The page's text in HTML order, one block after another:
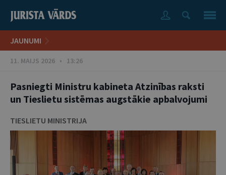
JAUNUMI
11. MAIJS 2026 • 13:26
Pasniegti Ministru kabineta Atzinības raksti
un Tieslietu sistēmas augstākie apbalvojumi
TIESLIETU MINISTRIJA